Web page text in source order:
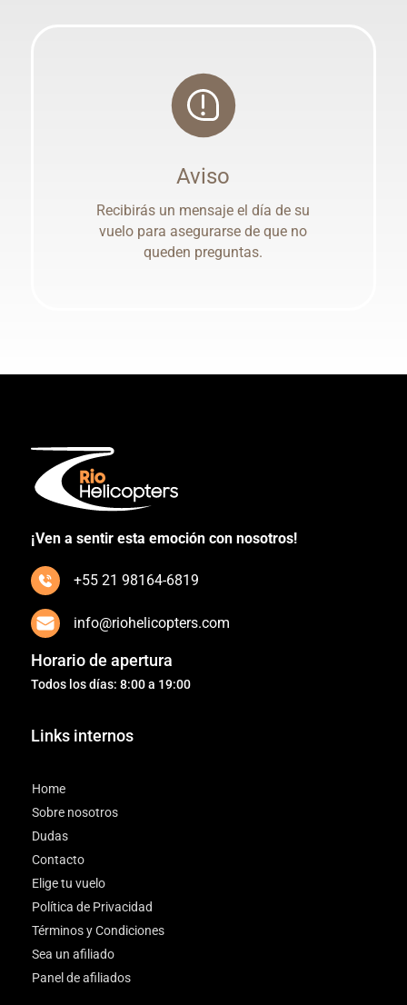
Aviso
Recibirás un mensaje el día de su
vuelo para asegurarse de que no
queden preguntas.
¡Ven a sentir esta emoción con nosotros!
+55 21 98164-6819
info@riohelicopters.com
Horario de apertura
Todos los días: 8:00 a 19:00
Links internos
Home
Sobre nosotros
Dudas
Contacto
Elige tu vuelo
Política de Privacidad
Términos y Condiciones
Sea un afiliado
Panel de afiliados